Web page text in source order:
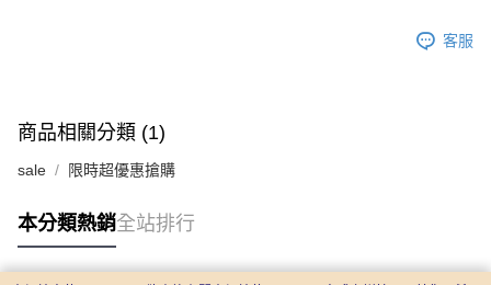
「AFTEE先享後付」，若未經同意申辦者引起之損失，本公司不負相關責
５．嚴禁一人註冊多個帳號或使用他人資訊註冊。若發現惡意使用之情形，
客服
商品相關分類 (1)
sale 限時超優惠搶購
本分類熱銷全站排行